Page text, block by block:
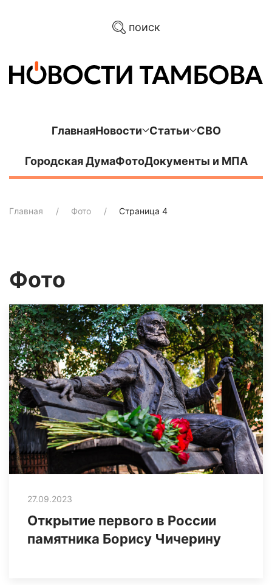
поиск
ГлавнаяНовости Статьи СВО
Городская ДумаФотоДокументы и МПА
Главная Фото Страница 4
Фото
27.09.2023
Открытие первого в России
памятника Борису Чичерину